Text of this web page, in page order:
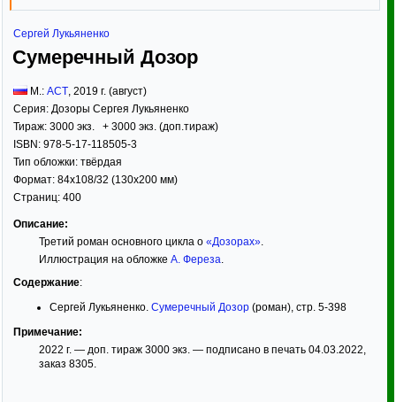
Сергей Лукьяненко
Сумеречный Дозор
М.: АСТ 2019 г. (август)
Серия: Дозоры Сергея Лукьяненко
Тираж: 3000 экз. + 3000 экз. (доп.тираж)
ISBN: 978-5-17-118505-3
Тип обложки: твёрдая
Формат: 84x108/32 (130x200 мм)
Страниц: 400
Описание:
Третий роман основного цикла о «Дозорах».
Иллюстрация на обложке А. Фереза
Содержание:
Сергей Лукьяненко. Сумеречный Дозор (роман), стр. 5-398
Примечание:
2022 г. — доп. тираж 3000 экз. — подписано в печать 04.03.2022,
заказ 8305.